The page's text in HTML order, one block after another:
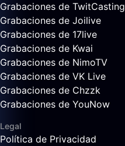
Grabaciones de TwitCasting
Grabaciones de Joilive
Grabaciones de 17live
Grabaciones de Kwai
Grabaciones de NimoTV
Grabaciones de VK Live
Grabaciones de Chzzk
Grabaciones de YouNow
Legal
Política de Privacidad